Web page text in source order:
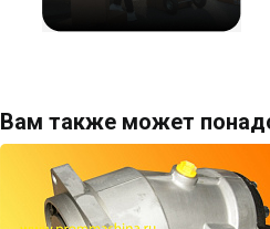
Вам также может